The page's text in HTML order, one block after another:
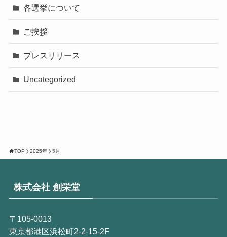
各選挙について
ご挨拶
プレスリリース
Uncategorized
TOP 2025年 5月
株式会社 創栄堂
〒105‐0013
東京都港区浜松町2-2-15-2F